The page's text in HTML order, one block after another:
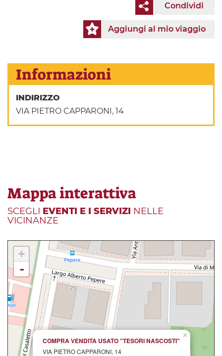
Condividi
Aggiungi al mio viaggio
Informazioni
INDIRIZZO
VIA PIETRO CAPPARONI, 14
Mappa interattiva
SCEGLI EVENTI E I SERVIZI NELLE
VICINANZE
×
COMPRA VENDITA USATO "TESORI NASCOSTI"
VIA PIETRO CAPPARONI, 14
+
-